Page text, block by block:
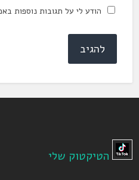
הודע לי על תגובות נוספות
הטיקטוק שלי